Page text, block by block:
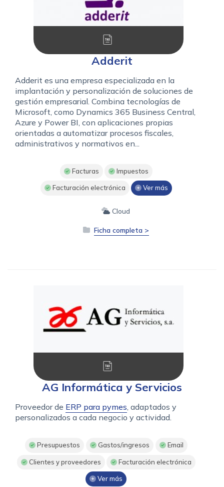
Adderit
Adderit es una empresa especializada en la
implantación y personalización de soluciones de
gestión empresarial. Combina tecnologías de
Microsoft, como Dynamics 365 Business Central,
Azure y Power BI, con aplicaciones propias
orientadas a automatizar procesos fiscales,
administrativos y normativos en...
Facturas Impuestos
Facturación electrónica Ver más
Cloud
Ficha completa >
AG Informática y Servicios
Proveedor de ERP para pymes, adaptados y
personalizados a cada negocio y actividad.
Presupuestos Gastos/ingresos Email
Clientes y proveedores Facturación electrónica
Ver más